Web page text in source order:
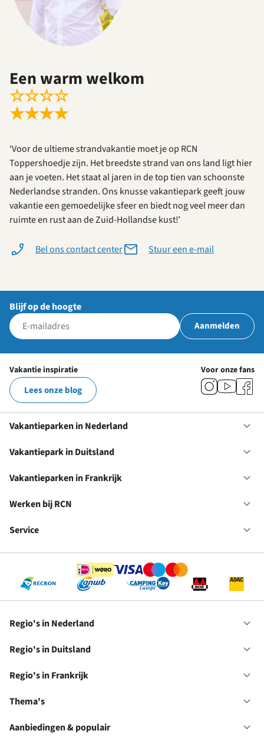
Een warm welkom
☆☆☆☆
★★★★
‘Voor de ultieme strandvakantie moet je op RCN
Toppershoedje zijn. Het breedste strand van ons land ligt hier
aan je voeten. Het staat al jaren in de top tien van schoonste
Nederlandse stranden. Ons knusse vakantiepark geeft jouw
vakantie een gemoedelijke sfeer en biedt nog veel meer dan
ruimte en rust aan de Zuid-Hollandse kust!’
Bel ons contact center Stuur een e-mail
Blijf op de hoogte
Aanmelden
Vakantie inspiratie
Lees onze blog
Voor onze fans
Vakantieparken in Nederland
Vakantiepark in Duitsland
Vakantieparken in Frankrijk
Werken bij RCN
Service
Regio's in Nederland
Regio's in Duitsland
Regio's in Frankrijk
Thema's
Aanbiedingen & populair